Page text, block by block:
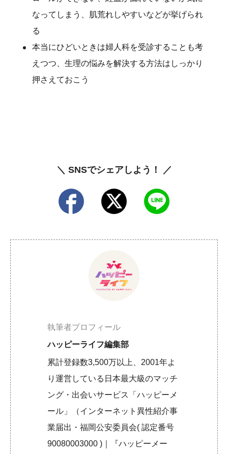
なってしまう、肌荒れしやすいなどが挙げられ
る
本当にひどいときは婦人科を受診することも考
えつつ、生理の悩みを解決する方法はしっかり
押さえておこう
＼ SNSでシェアしよう！ ／
執筆者プロフィール
ハッピーライフ編集部
累計登録数3,500万以上、2001年よ
り運営している日本最大級のマッチ
ング・出会いサービス「ハッピーメ
ール」（インターネット異性紹介事
業届出・福岡公安委員会( 認定番号
90080003000 )｜『ハッピーメー